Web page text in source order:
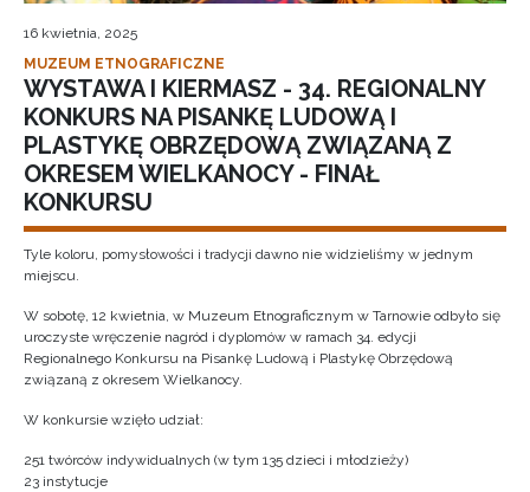
16 kwietnia, 2025
MUZEUM ETNOGRAFICZNE
WYSTAWA I KIERMASZ - 34. REGIONALNY
KONKURS NA PISANKĘ LUDOWĄ I
PLASTYKĘ OBRZĘDOWĄ ZWIĄZANĄ Z
OKRESEM WIELKANOCY - FINAŁ
KONKURSU
Tyle koloru, pomysłowości i tradycji dawno nie widzieliśmy w jednym
miejscu.
W sobotę, 12 kwietnia, w Muzeum Etnograficznym w Tarnowie odbyło się
uroczyste wręczenie nagród i dyplomów w ramach 34. edycji
Regionalnego Konkursu na Pisankę Ludową i Plastykę Obrzędową
związaną z okresem Wielkanocy.
W konkursie wzięło udział:
251 twórców indywidualnych (w tym 135 dzieci i młodzieży)
23 instytucje